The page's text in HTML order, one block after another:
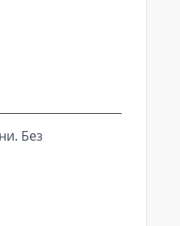
Без